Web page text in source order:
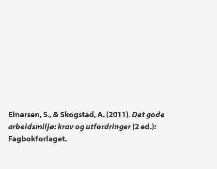
Einarsen, S., & Skogstad, A. (2011).Det gode
arbeidsmiljø: krav og utfordringer(2 ed.):
Fagbokforlaget.